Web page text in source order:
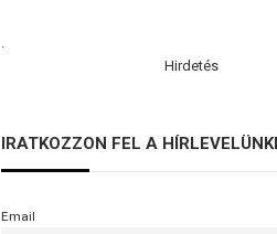
.
Hirdetés
IRATKOZZON FEL A
Email